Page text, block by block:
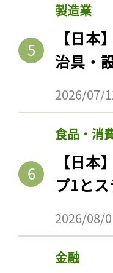
製造業
【日
治具・
2026/07/
食品・消
【日
プ1と
2026/08/
金融